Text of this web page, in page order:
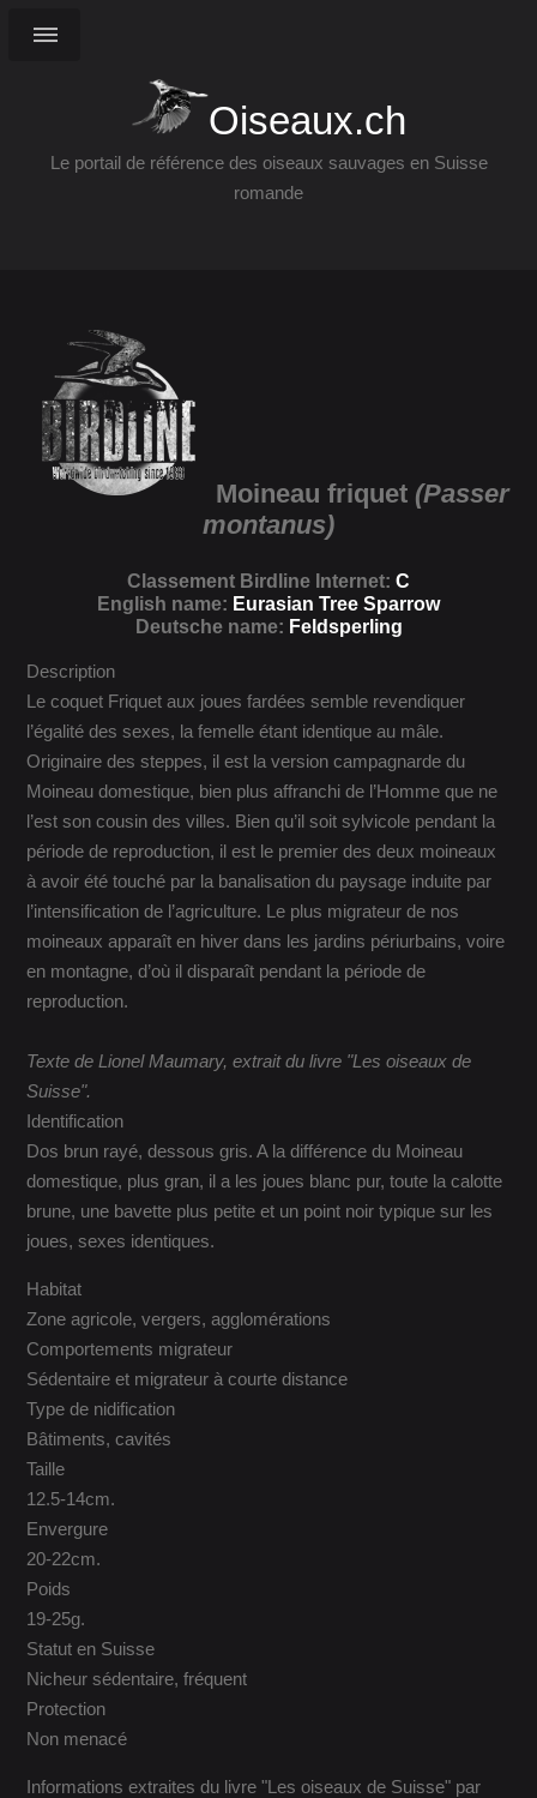
Oiseaux.ch
Le portail de référence des oiseaux sauvages en Suisse
romande
Moineau friquet (Passer
montanus)
Classement Birdline Internet: C
English name: Eurasian Tree Sparrow
Deutsche name: Feldsperling
Description
Le coquet Friquet aux joues fardées semble revendiquer
l’égalité des sexes, la femelle étant identique au mâle.
Originaire des steppes, il est la version campagnarde du
Moineau domestique, bien plus affranchi de l’Homme que ne
l’est son cousin des villes. Bien qu’il soit sylvicole pendant la
période de reproduction, il est le premier des deux moineaux
à avoir été touché par la banalisation du paysage induite par
l’intensification de l’agriculture. Le plus migrateur de nos
moineaux apparaît en hiver dans les jardins périurbains, voire
en montagne, d’où il disparaît pendant la période de
reproduction.
Texte de Lionel Maumary, extrait du livre "Les oiseaux de
Suisse".
Identification
Dos brun rayé, dessous gris. A la différence du Moineau
domestique, plus gran, il a les joues blanc pur, toute la calotte
brune, une bavette plus petite et un point noir typique sur les
joues, sexes identiques.
Habitat
Zone agricole, vergers, agglomérations
Comportements migrateur
Sédentaire et migrateur à courte distance
Type de nidification
Bâtiments, cavités
Taille
12.5-14cm.
Envergure
20-22cm.
Poids
19-25g.
Statut en Suisse
Nicheur sédentaire, fréquent
Protection
Non menacé
Informations extraites du livre "Les oiseaux de Suisse" par